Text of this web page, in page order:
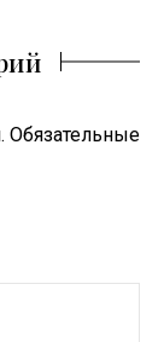
Обязательные